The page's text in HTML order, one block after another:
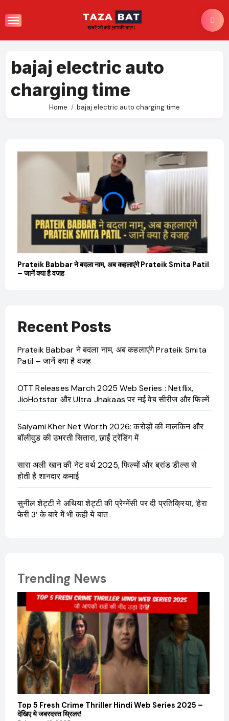
to
bajaj electric auto
charging time
Home bajaj electric auto charging time
Prateik Babbar ने बदला नाम, अब कहलाएंगे Prateik Smita Patil
– जानें क्या है वजह
Recent Posts
Prateik Babbar ने बदला नाम, अब कहलाएंगे Prateik Smita
Patil – जानें क्या है वजह
OTT Releases March 2025 Web Series : Netflix,
JioHotstar और Ultra Jhakaas पर नई वेब सीरीज और फिल्में
Saiyami Kher Net Worth 2026: करोड़ों की मालकिन और
बॉलीवुड की उभरती सितारा, छाईं ट्रेंडिंग में
सारा अली खान की नेट वर्थ 2025, फिल्मों और ब्रांड डील्स से
होती है शानदार कमाई
सुनील शेट्टी ने अथिया शेट्टी की प्रेग्नेंसी पर दी प्रतिक्रिया, ‘हेरा
फेरी 3’ के बारे में भी कही ये बात
Trending News
Top 5 Fresh Crime Thriller Hindi Web Series 2025 –
देखिए ये जबरदस्त थ्रिलर!